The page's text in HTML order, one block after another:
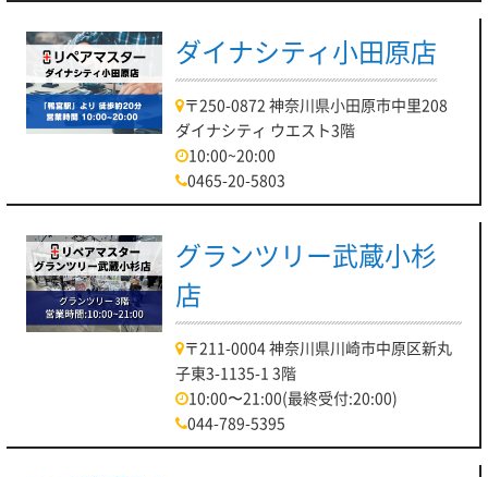
ダイナシティ小田原店
〒250-0872 神奈川県小田原市中里208
ダイナシティ ウエスト3階
10:00~20:00
0465-20-5803
グランツリー武蔵小杉
店
〒211-0004 神奈川県川崎市中原区新丸
子東3-1135-1 3階
10:00〜21:00(最終受付:20:00)
044-789-5395